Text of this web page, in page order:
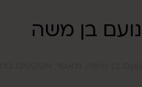
נועם בן משה